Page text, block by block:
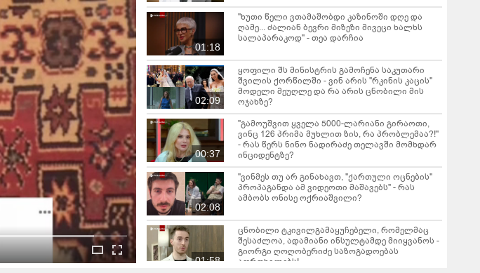
01:18
"ხუთი წელი ვთამაშობდი კაზინოში დღე და
ღამე... ძალიან ბევრი მიზეზი მივეცი ხალხს
სალაპარაკოდ" - თეა დარჩია
02:09
ყოფილი შს მინისტრის გამოჩენა საკუთარი
შვილის ქორწილში - ვინ არის "რკინის კაცის"
მოდელი მეუღლე და რა არის ცნობილი მის
ოჯახზე?
00:37
"გამოუშვით ყველა 5000-ლარიანი გირაოთი,
ვინც 126 პრიმა მუხლით ზის, რა პრობლემაა?!"
- რას წერს ნინო ნადირაძე თელავში მომხდარ
ინციდენტზე?
02:08
"ვინმეს თუ არ გინახავთ, "ქართული ოცნების"
პროპაგანდა ამ ვიდეოთი მაშავებს" - რას
ამბობს ონისე ოქრიაშვილი?
01:58
ცნობილი ტკივილგამაყუჩებელი, რომელმაც
შესაძლოა, ადამიანი ინსულტამდე მიიყვანოს -
გიორგი ღოღობერიძე საზოგადოებას
აფრთხილებს!